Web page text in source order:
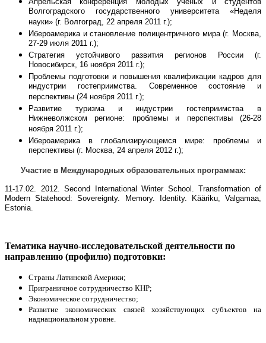
Волгоградского государственного университета «Неделя
науки» (г. Волгоград, 22 апреля 2011 г.);
Ибероамерика и становление полицентричного мира (г. Москва,
27-29 июля 2011 г.);
Стратегия устойчивого развития регионов России (г.
Новосибирск, 16 ноября 2011 г.);
Проблемы подготовки и повышения квалификации кадров для
индустрии гостеприимства. Современное состояние и
перспективы (24 ноября 2011 г.);
Развитие туризма и индустрии гостеприимства в
Нижневолжском регионе: проблемы и перспективы (26-28
ноября 2011 г.);
Ибероамерика в глобализирующемся мире: проблемы и
перспективы (г. Москва, 24 апреля 2012 г.);
Участие в Международных образовательных программах:
11-17.02. 2012. Second International Winter School. Transformation of
Modern Statehood: Sovereignty. Memory. Identity. Kääriku, Valgamaa,
Estonia.
Тематика научно-исследовательской деятельности по
направлению (профилю) подготовки:
Страны Латинской Америки;
Приграничное сотрудничество КНР;
Экономическое сотрудничество;
Развитие экономических связей хозяйствующих субъектов на
наднациональном уровне.